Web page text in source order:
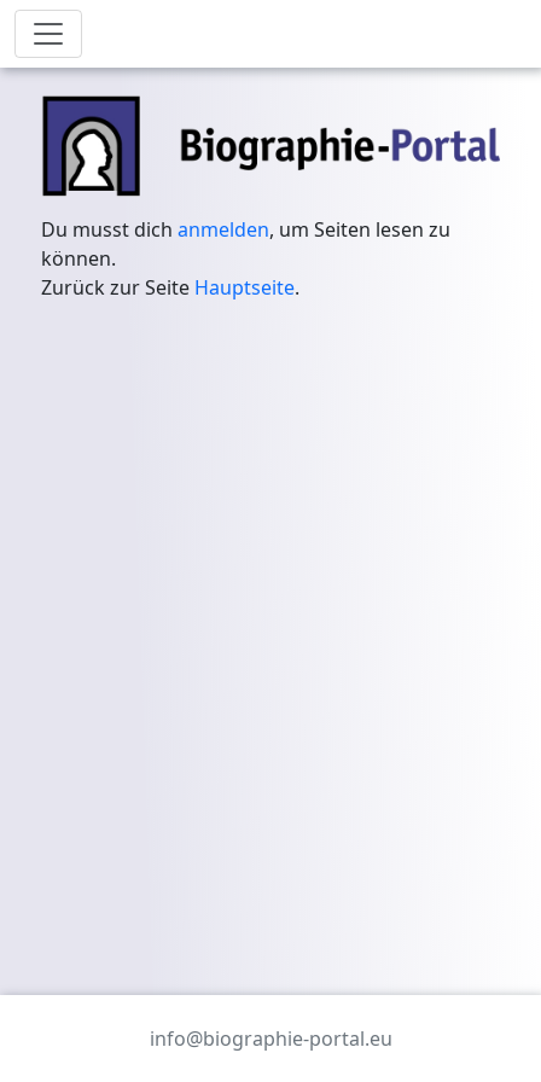
Du musst dichanmelden, um Seiten lesen zu
können.
Zurück zur Seite Hauptseite.
info@biographie-portal.eu